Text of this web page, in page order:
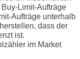
Limit-Aufträge
Aufträge unterhalb
dass der
ist.
im Market